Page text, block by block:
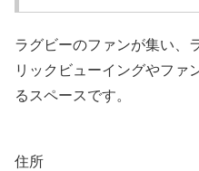
ラグビーのファンが集い、
リックビューイングやファ
るスペースです。
住所